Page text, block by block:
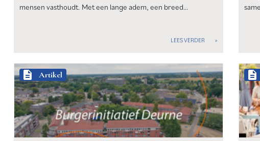
mensen vasthoudt. Met een lange adem, een breed…
LEES VERDER
description Artikel description